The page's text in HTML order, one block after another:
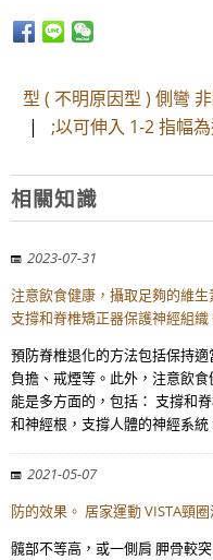
型 ( 不明原因型 ) 側彎
| ;以可伸入 1-2 指幅
相關知識
2023-07-31
注意飲食健康，攝取足夠的維
支撐和脊椎矯正器保護神經組
預防脊椎退化的方法包括保持
負擔、戒煙等。此外，注意飲
能是多方面的，包括： 支撐和
和神經根，支撐人體的神經系
2021-05-07
防的效果。 居家運動 VISTA頸
髖部不等高，或一側肩 胛骨較